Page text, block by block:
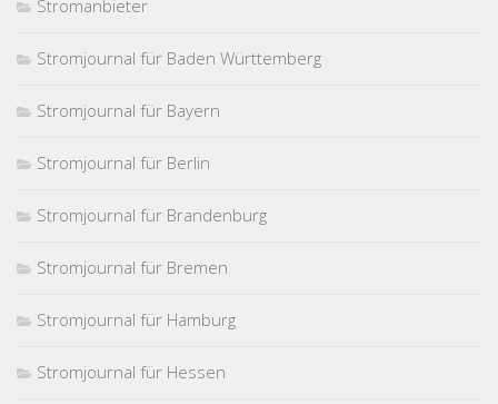
Stromanbieter
Stromjournal für Baden Württemberg
Stromjournal für Bayern
Stromjournal für Berlin
Stromjournal für Brandenburg
Stromjournal für Bremen
Stromjournal für Hamburg
Stromjournal für Hessen